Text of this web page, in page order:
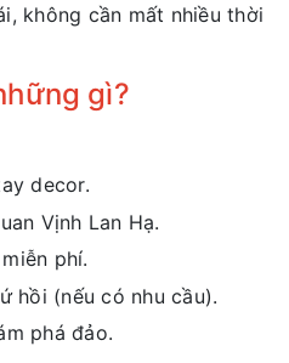
không cần mất nhiều thời
gì?
decor.
Vịnh Lan Hạ.
phí.
hồi (nếu có nhu cầu).
phá đảo.